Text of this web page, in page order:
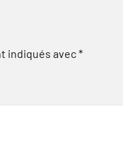
indiqués avec*